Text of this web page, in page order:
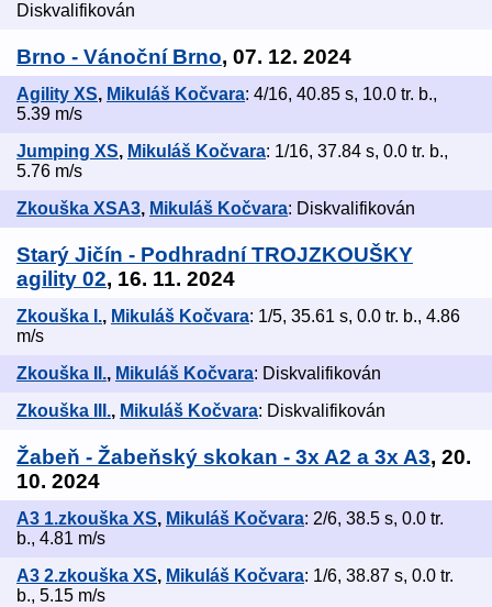
Diskvalifikován
Brno - Vánoční Brno, 07. 12. 2024
Agility XS, Mikuláš Kočvara: 4/16, 40.85 s, 10.0 tr. b.,
5.39 m/s
Jumping XS, Mikuláš Kočvara: 1/16, 37.84 s, 0.0 tr. b.,
5.76 m/s
Zkouška XSA3, Mikuláš Kočvara: Diskvalifikován
Starý Jičín - Podhradní TROJZKOUŠKY
agility 02, 16. 11. 2024
Zkouška I., Mikuláš Kočvara: 1/5, 35.61 s, 0.0 tr. b., 4.86
m/s
Zkouška II., Mikuláš Kočvara: Diskvalifikován
Zkouška III., Mikuláš Kočvara: Diskvalifikován
Žabeň - Žabeňský skokan - 3x A2 a 3x A3, 20.
10. 2024
A3 1.zkouška XS, Mikuláš Kočvara: 2/6, 38.5 s, 0.0 tr.
b., 4.81 m/s
A3 2.zkouška XS, Mikuláš Kočvara: 1/6, 38.87 s, 0.0 tr.
b., 5.15 m/s